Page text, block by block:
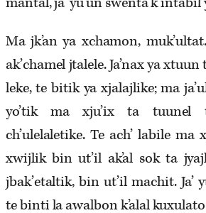
Ma jk’an ya xchamon,
ak’chamel jtalele. Ja’nax ya
leke, te bitik ya xjalajlike; ma
yo’tik ma xju’ix ta tuunel
ch’ulelaletike. Te ach’ labile ma
xwijlik bin ut’il ak’al sok ta
jbak’etaltik, bin ut’il machit. Ja’
te binti la awalbon k’alal kuxulato